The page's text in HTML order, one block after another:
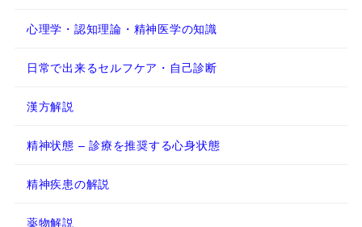
心理学・認知理論・精神医学の知識
日常で出来るセルフケア・自己診断
漢方解説
精神状態 – 診療を推奨する心身状態
精神疾患の解説
薬物解説